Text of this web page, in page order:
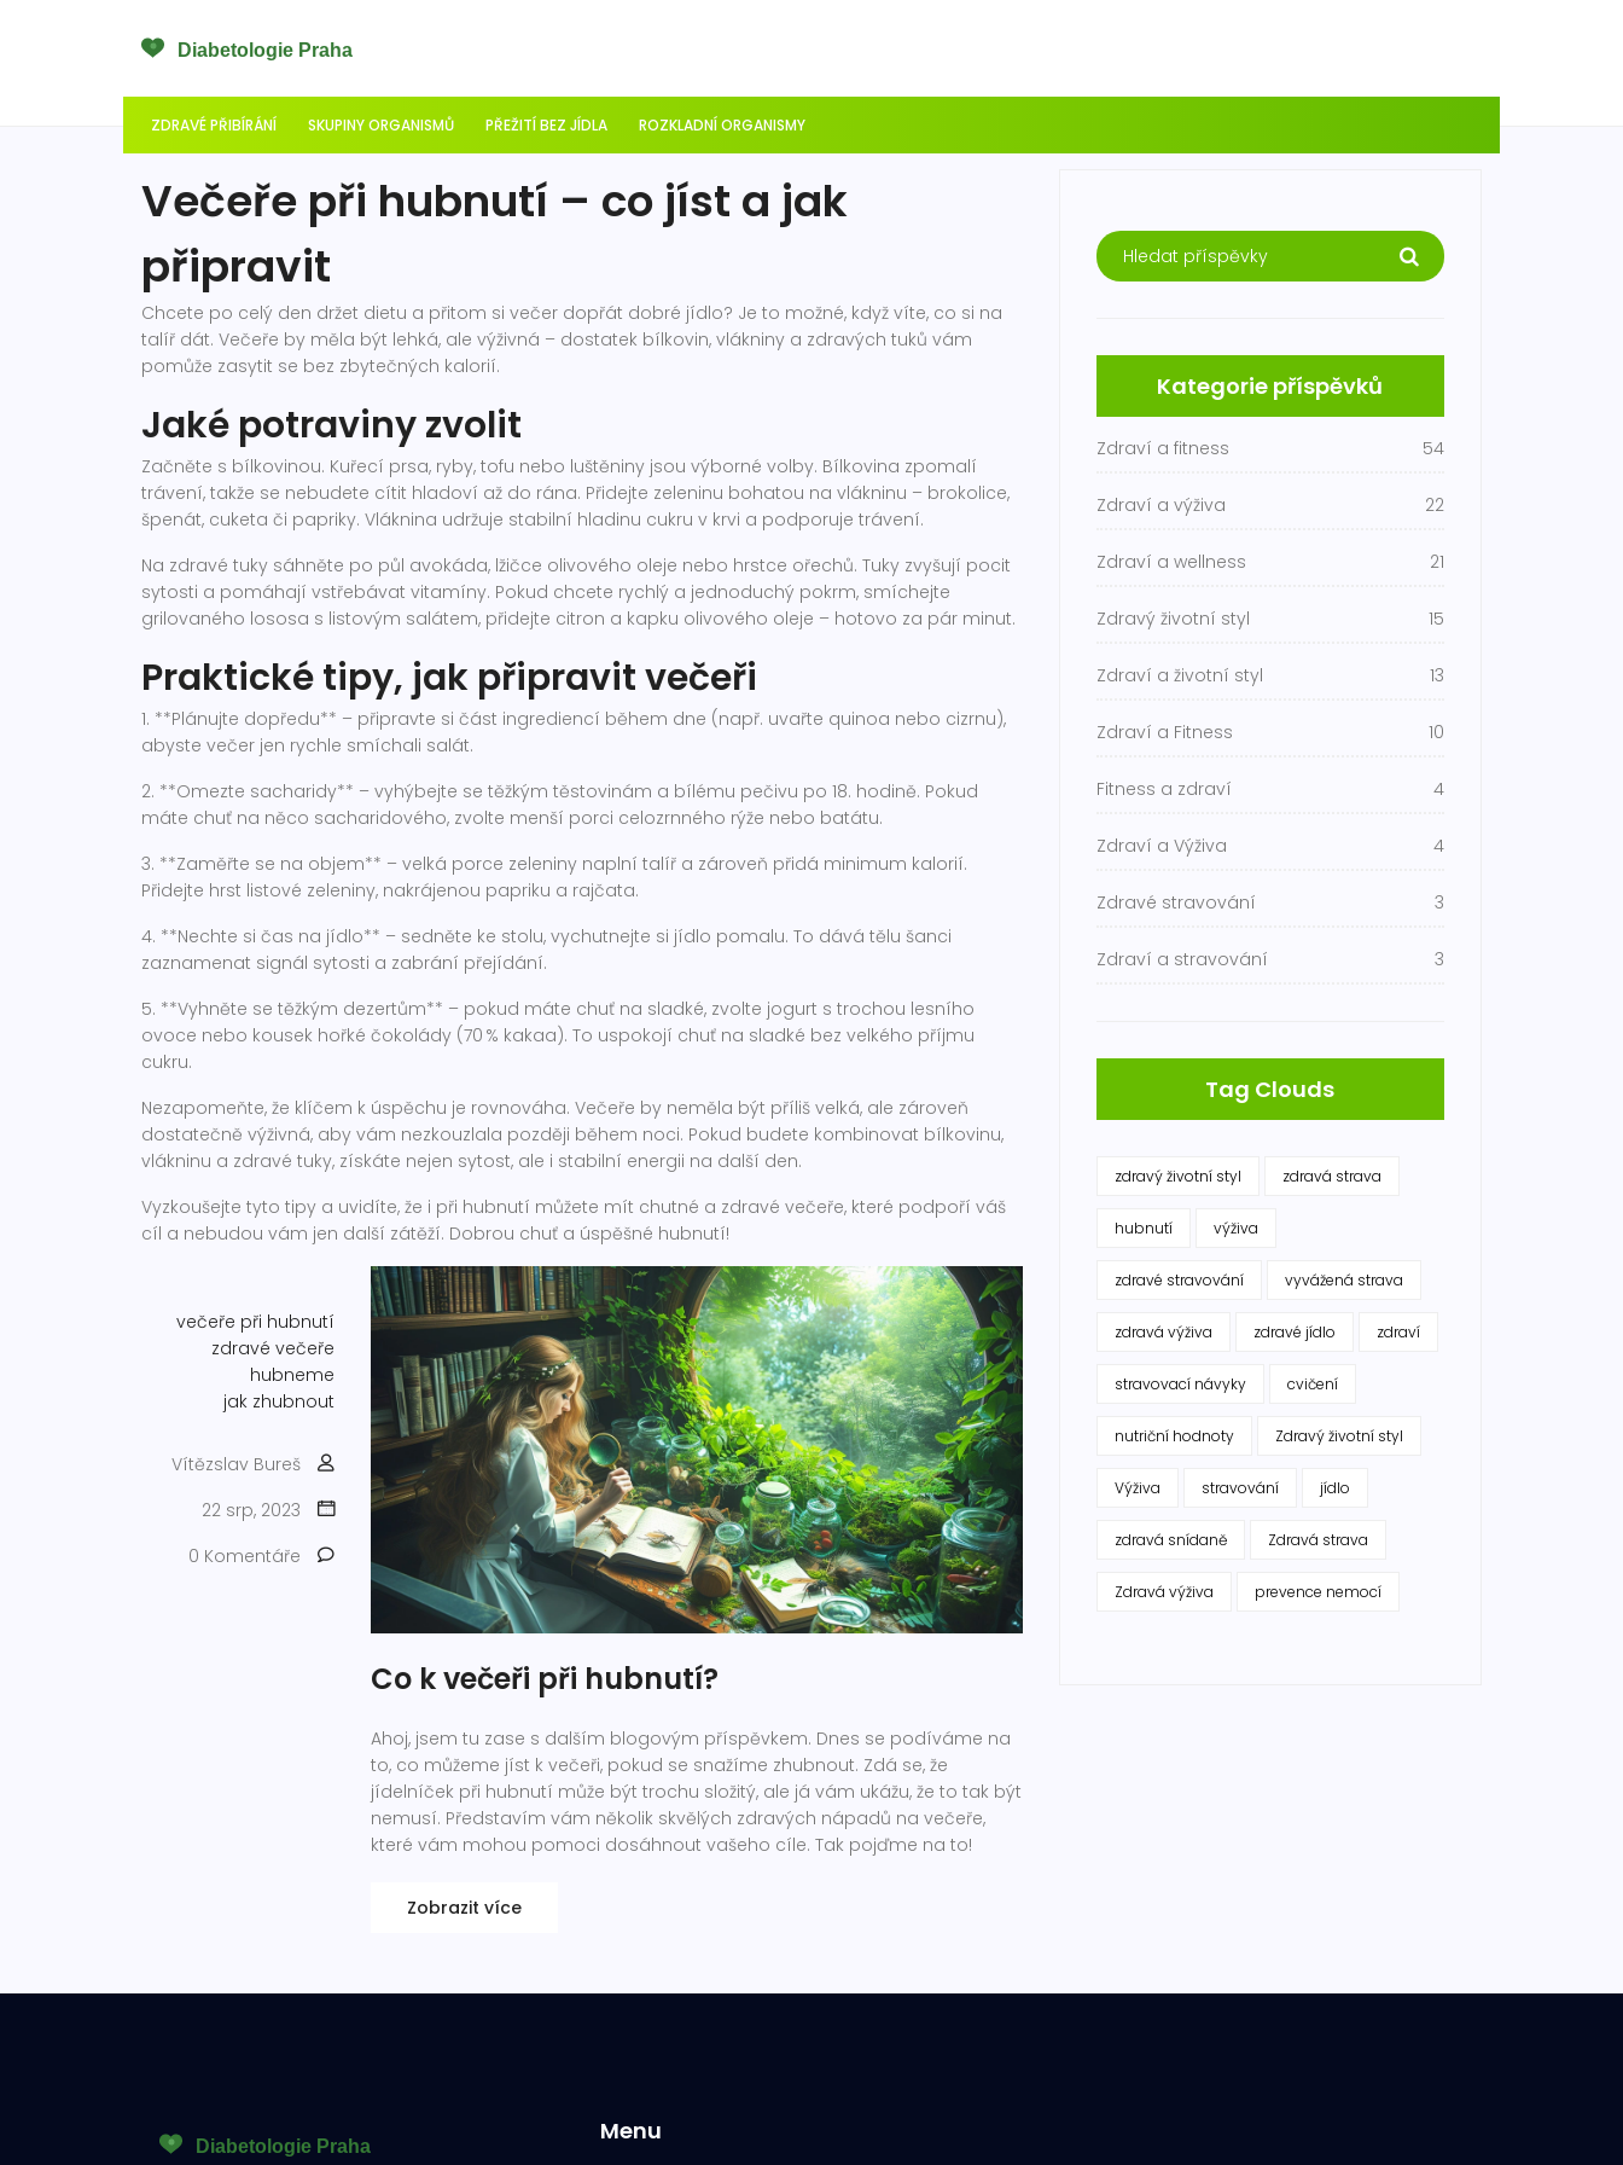
ZDRAVÉ PŘIBÍRÁNÍ SKUPINY ORGANISMŮ PŘEŽITÍ BEZ JÍDLA ROZKLADNÍ ORGANISMY
Večeře při hubnutí – co jíst a jak
připravit
Chcete po celý den držet dietu a přitom si večer dopřát dobré jídlo? Je to možné, když víte, co si na
talíř dát. Večeře by měla být lehká, ale výživná – dostatek bílkovin, vlákniny a zdravých tuků vám
pomůže zasytit se bez zbytečných kalorií.
Jaké potraviny zvolit
Začněte s bílkovinou. Kuřecí prsa, ryby, tofu nebo luštěniny jsou výborné volby. Bílkovina zpomalí
trávení, takže se nebudete cítit hladoví až do rána. Přidejte zeleninu bohatou na vlákninu – brokolice,
špenát, cuketa či papriky. Vláknina udržuje stabilní hladinu cukru v krvi a podporuje trávení.
Na zdravé tuky sáhněte po půl avokáda, lžičce olivového oleje nebo hrstce ořechů. Tuky zvyšují pocit
sytosti a pomáhají vstřebávat vitamíny. Pokud chcete rychlý a jednoduchý pokrm, smíchejte
grilovaného lososa s listovým salátem, přidejte citron a kapku olivového oleje – hotovo za pár minut.
Praktické tipy, jak připravit večeři
1. **Plánujte dopředu** – připravte si část ingrediencí během dne (např. uvařte quinoa nebo cizrnu),
abyste večer jen rychle smíchali salát.
2. **Omezte sacharidy** – vyhýbejte se těžkým těstovinám a bílému pečivu po 18. hodině. Pokud
máte chuť na něco sacharidového, zvolte menší porci celozrnného rýže nebo batátu.
3. **Zaměřte se na objem** – velká porce zeleniny naplní talíř a zároveň přidá minimum kalorií.
Přidejte hrst listové zeleniny, nakrájenou papriku a rajčata.
4. **Nechte si čas na jídlo** – sedněte ke stolu, vychutnejte si jídlo pomalu. To dává tělu šanci
zaznamenat signál sytosti a zabrání přejídání.
5. **Vyhněte se těžkým dezertům** – pokud máte chuť na sladké, zvolte jogurt s trochou lesního
ovoce nebo kousek hořké čokolády (70 % kakaa). To uspokojí chuť na sladké bez velkého příjmu
cukru.
Nezapomeňte, že klíčem k úspěchu je rovnováha. Večeře by neměla být příliš velká, ale zároveň
dostatečně výživná, aby vám nezkouzlala později během noci. Pokud budete kombinovat bílkovinu,
vlákninu a zdravé tuky, získáte nejen sytost, ale i stabilní energii na další den.
Vyzkoušejte tyto tipy a uvidíte, že i při hubnutí můžete mít chutné a zdravé večeře, které podpoří váš
cíl a nebudou vám jen další zátěží. Dobrou chuť a úspěšné hubnutí!
večeře při hubnutí
zdravé večeře
hubneme
jak zhubnout
Vítězslav Bureš
22 srp, 2023
0 Komentáře
Co k večeři při hubnutí?
Ahoj, jsem tu zase s dalším blogovým příspěvkem. Dnes se podíváme na
to, co můžeme jíst k večeři, pokud se snažíme zhubnout. Zdá se, že
jídelníček při hubnutí může být trochu složitý, ale já vám ukážu, že to tak být
nemusí. Představím vám několik skvělých zdravých nápadů na večeře,
které vám mohou pomoci dosáhnout vašeho cíle. Tak pojďme na to!
Zobrazit více
Kategorie příspěvků
Zdraví a fitness 54
Zdraví a výživa 22
Zdraví a wellness 21
Zdravý životní styl 15
Zdraví a životní styl 13
Zdraví a Fitness 10
Fitness a zdraví 4
Zdraví a Výživa 4
Zdravé stravování 3
Zdraví a stravování 3
Tag Clouds
zdravý životní styl zdravá strava
hubnutí výživa
zdravé stravování vyvážená strava
zdravá výživa zdravé jídlo zdraví
stravovací návyky cvičení
nutriční hodnoty Zdravý životní styl
Výživa stravování jídlo
zdravá snídaně Zdravá strava
Zdravá výživa prevence nemocí
Menu